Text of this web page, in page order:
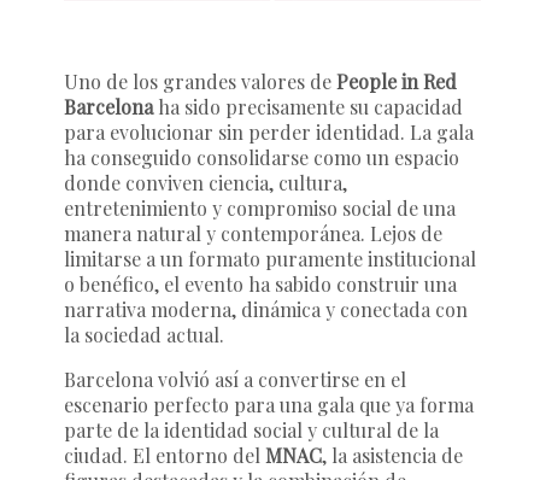
Uno de los grandes valores dePeople in Red
Barcelonaha sido precisamente su capacidad
para evolucionar sin perder identidad. La gala
ha conseguido consolidarse como un espacio
donde conviven ciencia, cultura,
entretenimiento y compromiso social de una
manera natural y contemporánea. Lejos de
limitarse a un formato puramente institucional
o benéfico, el evento ha sabido construir una
narrativa moderna, dinámica y conectada con
la sociedad actual.
Barcelona volvió así a convertirse en el
escenario perfecto para una gala que ya forma
parte de la identidad social y cultural de la
ciudad. El entorno del MNAC, la asistencia de